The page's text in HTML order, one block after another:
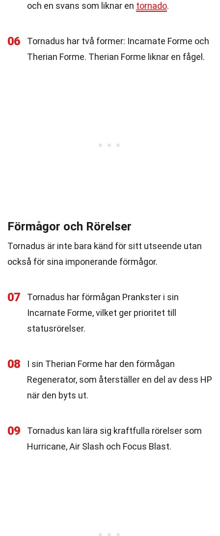
och en svans som liknar en tornado.
06
Tornadus har två former: Incarnate Forme och
Therian Forme. Therian Forme liknar en fågel.
Förmågor och Rörelser
Tornadus är inte bara känd för sitt utseende utan
också för sina imponerande förmågor.
07
Tornadus har förmågan Prankster i sin
Incarnate Forme, vilket ger prioritet till
statusrörelser.
08
I sin Therian Forme har den förmågan
Regenerator, som återställer en del av dess HP
när den byts ut.
09
Tornadus kan lära sig kraftfulla rörelser som
Hurricane, Air Slash och Focus Blast.